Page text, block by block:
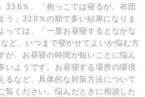
33.6％、「抱っこでは寝るが、布団
う」32.0％の順で多い結果になりま
っては、「一度お昼寝するとなかな
ど、いつまで寝かせてよいか悩む方
が、お昼寝の時間が短いことに悩ん
いようです。お昼寝する場所の環境
るなど、具体的な対策方法について
覧ください。悩んだときに相談した